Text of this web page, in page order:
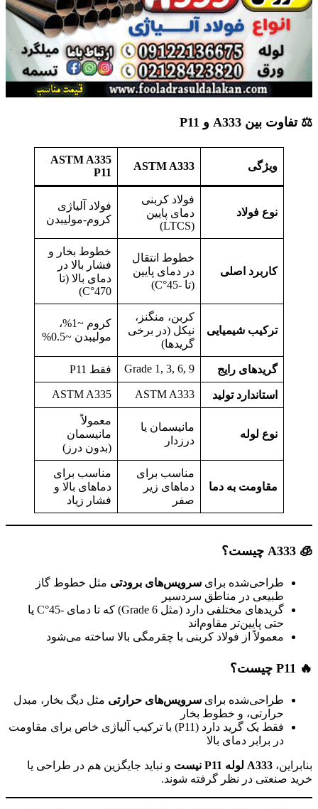
⚖️ تفاوت بین A333 و P11
ویژگی ASTM A333
ASTM A335
P11
نوع فولاد
فولاد کربنی
دمای پایین
(LTCS)
فولاد آلیاژی
کروم-مولیبدن
کاربرد اصلی
خطوط انتقال
در دمای پایین
(تا -45°C)
خطوط بخار و
فشار بالا در
دمای بالا (تا
470°C)
ترکیب شیمیایی
کربن، منگنز،
نیکل (در برخی
گریدها)
کروم ~1%،
مولیبدن ~0.5%
گریدهای رایج Grade 1, 3, 6, 9 فقط P11
استاندارد تولید ASTM A333
ASTM A335
نوع لوله
مانیسمان یا
درزدار
معمولاً
مانیسمان
(بدون درز)
مقاومت به دما
مناسب برای
دماهای زیر
صفر
مناسب برای
دماهای بالا و
فشار زیاد
🧊 A333 چیست؟
طراحی‌شده برای سرویس‌های برودتی مثل خطوط گاز
طبیعی در مناطق سردسیر
گریدهای مختلفی دارد (مثل Grade 6) که تا دمای -45°C یا
حتی پایین‌تر مقاوم‌اند
معمولاً از فولاد کربنی با چقرمگی بالا ساخته می‌شود
🔥 چیست؟
طراحی‌شده برای سرویس‌های حرارتی مثل دیگ بخار، مبدل
حرارتی، و خطوط بخار
فقط یک گرید دارد (P11) با ترکیب آلیاژی خاص برای مقاومت
در برابر دمای بالا
بنابراین، A333 لوله نیست و نباید جایگزین هم در طراحی یا
خرید صنعتی در نظر گرفته شوند.